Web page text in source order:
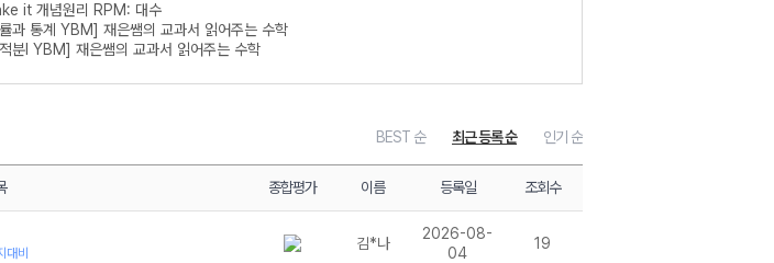
it 개념원리 RPM: 대수
과 통계 YBM] 재은쌤의 교과서 읽어주는 수학
분l YBM] 재은쌤의 교과서 읽어주는 수학
분ll] Make it 개념원리 (22 개정 교육과정)
1] Make it Complete : 5시간으로 끝내는 중간고사 직전대비 - 2학기 중간고사 90점 뚫기
it 씨뮬 - 5강으로 끝내는 고1 9월 학력평가 대비 (+변형 모의고사)
it 씨뮬 - 5강으로 끝내는 고2 9월 학력평가 대비 (+변형 모의고사)
it Solve : 메가N제 공통수학2
과 통계] Make it 개념원리 (22 개정 교육과정)
1] Make it Complete : 5시간으로 끝내는 기말고사 직전대비 - 1학기 기말고사 90점 뚫기
it 씨뮬 - 5강으로 끝내는 고1 6월 학력평가 대비 (+ 변형 모의고사)
BEST 순 최근 등록 순 인기 순
종합평가 이름 등록일 조회수
비
김*나
2026-08-
04
19